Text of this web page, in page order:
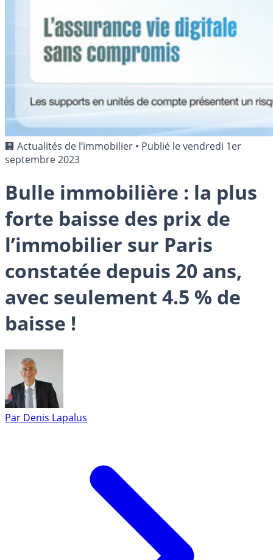
🏢 Actualités de l’immobilier • Publié levendredi 1er
septembre 2023
Bulle immobilière : la plus
forte baisse des prix de
l’immobilier sur Paris
constatée depuis 20 ans,
avec seulement 4.5 % de
baisse !
Par Denis Lapalus